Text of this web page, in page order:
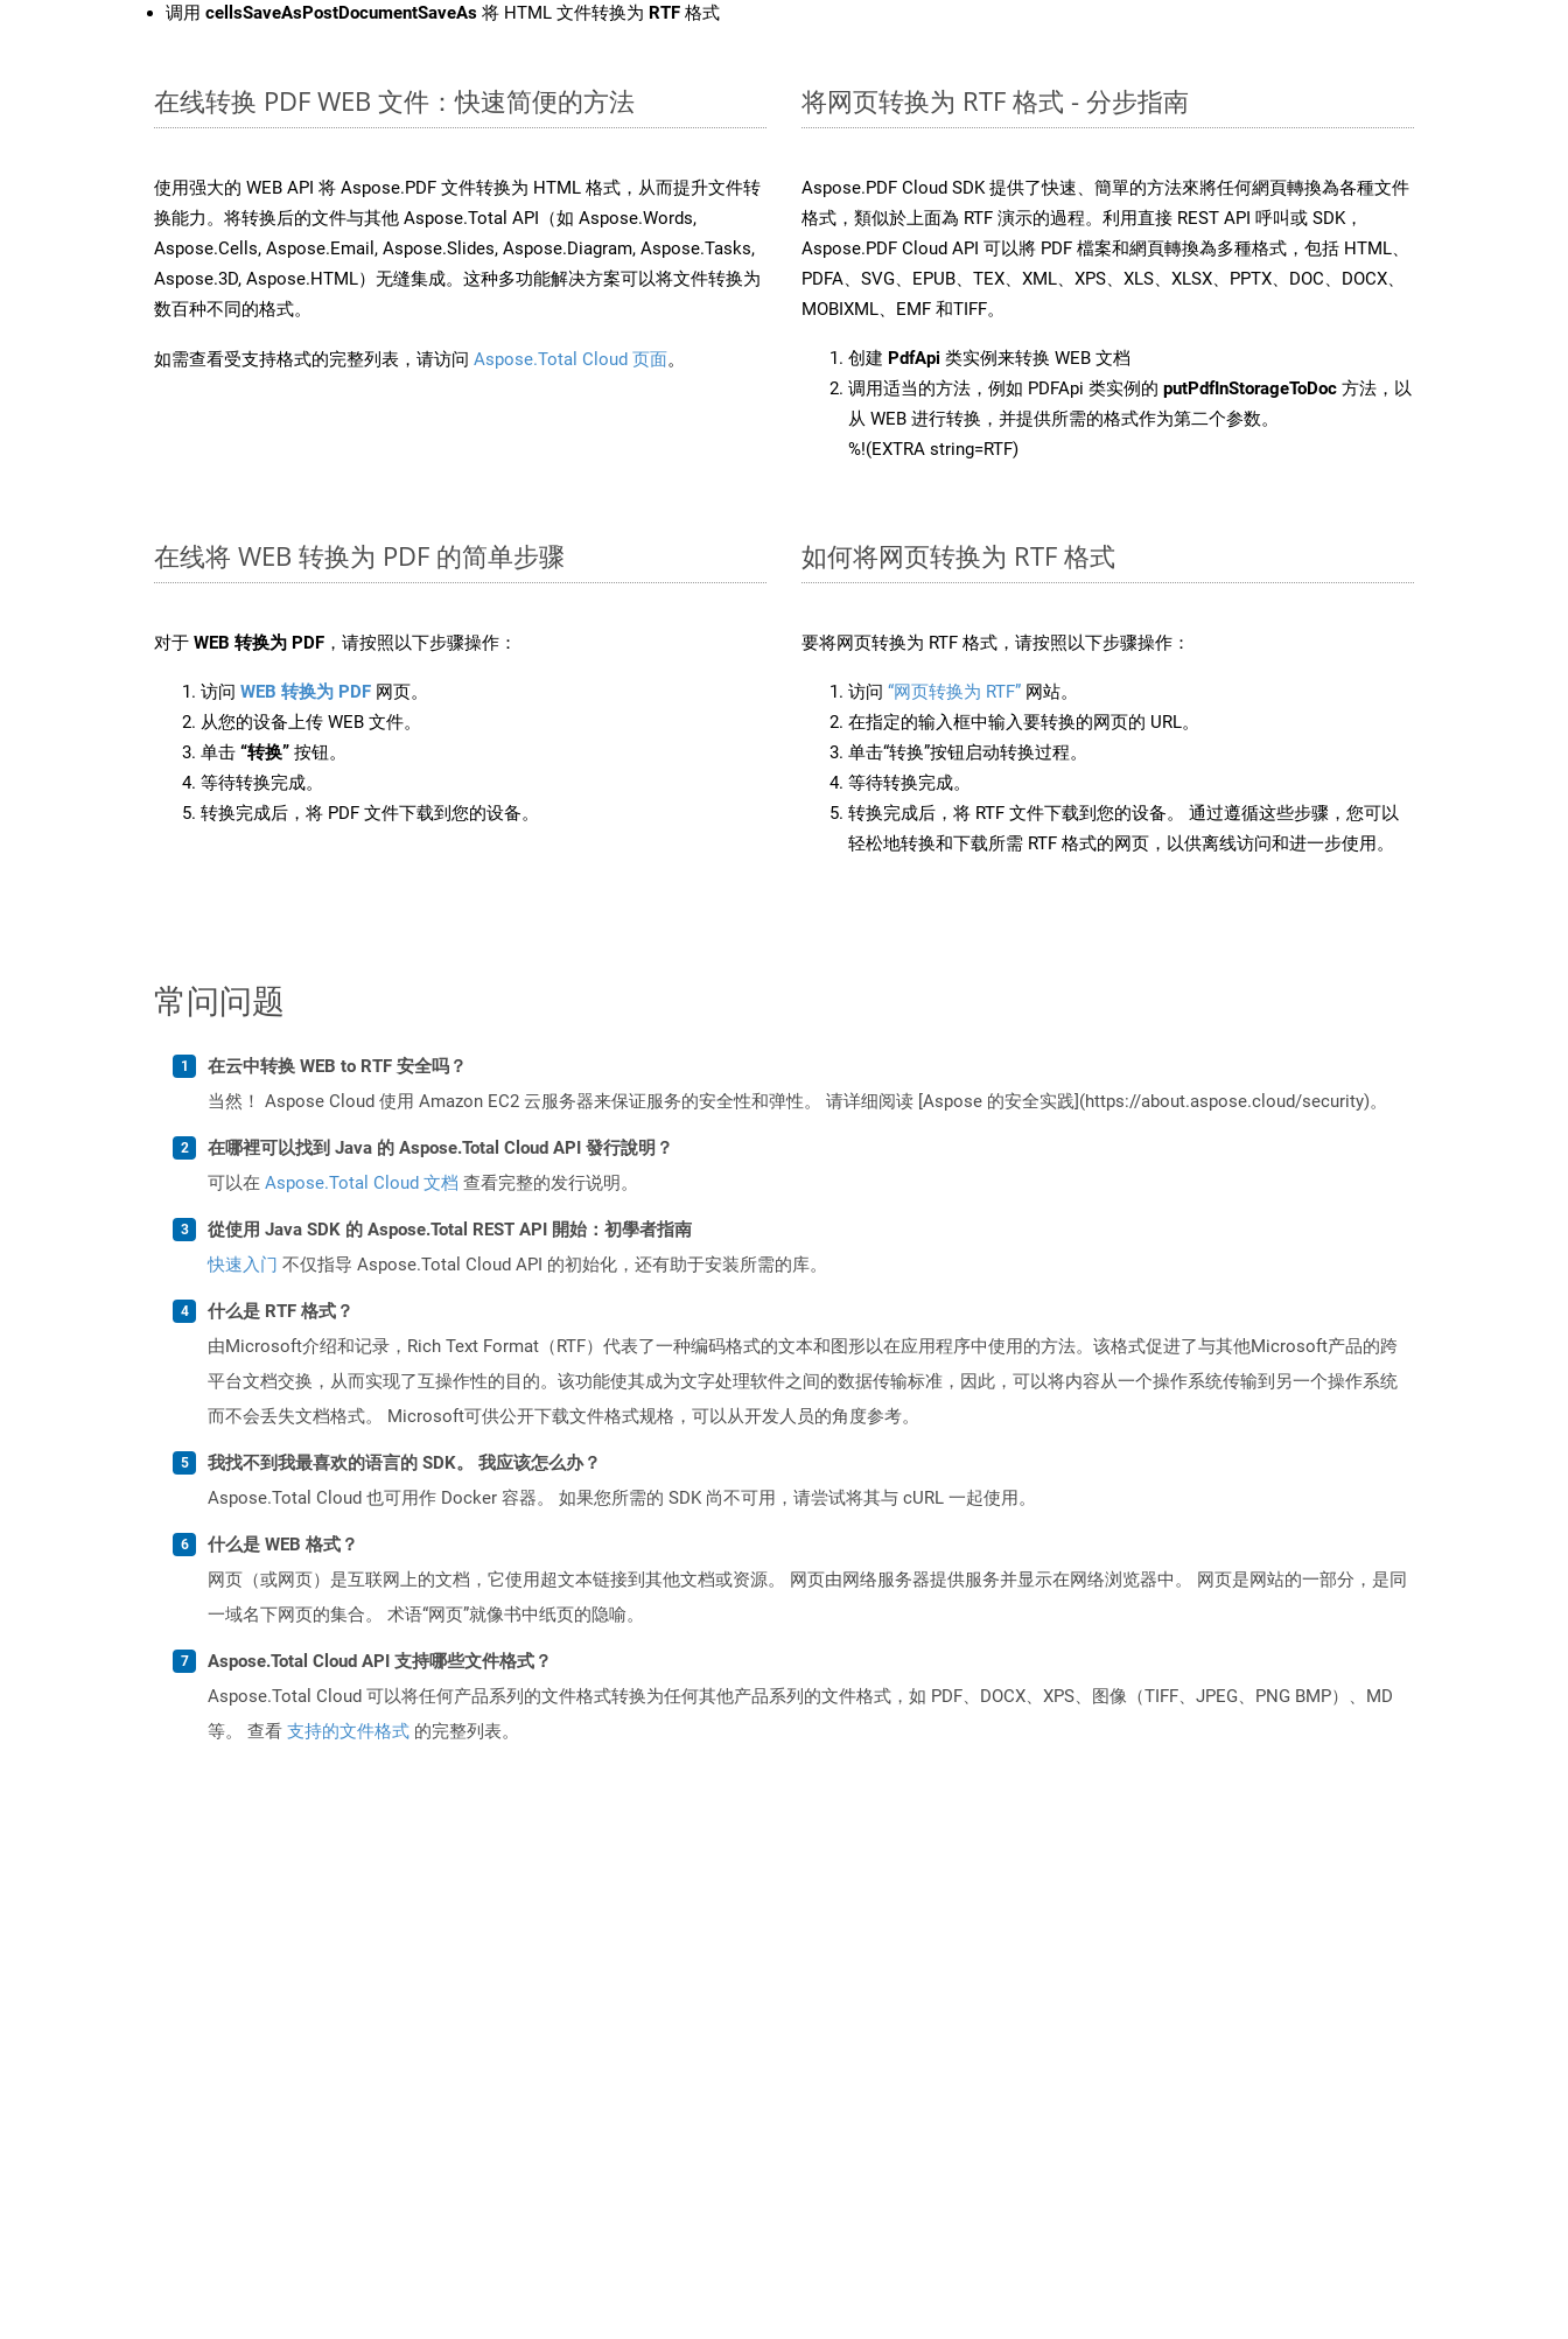
调用 cellsSaveAsPostDocumentSaveAs 将 HTML 文件转换为 RTF 格式
在线转换 PDF WEB 文件：快速简便的方法
使用强大的 WEB API 将 Aspose.PDF 文件转换为 HTML 格式，从而提升文件转
换能力。将转换后的文件与其他 Aspose.Total API（如 Aspose.Words,
Aspose.Cells, Aspose.Email, Aspose.Slides, Aspose.Diagram, Aspose.Tasks,
Aspose.3D, Aspose.HTML）无缝集成。这种多功能解决方案可以将文件转换为
数百种不同的格式。
如需查看受支持格式的完整列表，请访问 Aspose.Total Cloud 页面。
将网页转换为 RTF 格式 - 分步指南
Aspose.PDF Cloud SDK 提供了快速、簡單的方法來將任何網頁轉換為各種文件
格式，類似於上面為 RTF 演示的過程。利用直接 REST API 呼叫或 SDK，
Aspose.PDF Cloud API 可以將 PDF 檔案和網頁轉換為多種格式，包括 HTML、
PDFA、SVG、EPUB、TEX、XML、XPS、XLS、XLSX、PPTX、DOC、DOCX、
MOBIXML、EMF 和TIFF。
创建 PdfApi 类实例来转换 WEB 文档
调用适当的方法，例如 PDFApi 类实例的 putPdfInStorageToDoc 方法，以
从 WEB 进行转换，并提供所需的格式作为第二个参数。
%!(EXTRA string=RTF)
在线将 WEB 转换为 PDF 的简单步骤
对于 WEB 转换为 PDF ，请按照以下步骤操作：
访问 WEB 转换为 PDF 网页。
从您的设备上传 WEB 文件。
单击 “转换” 按钮。
等待转换完成。
转换完成后，将 PDF 文件下载到您的设备。
如何将网页转换为 RTF 格式
要将网页转换为 RTF 格式，请按照以下步骤操作：
访问 “网页转换为 RTF” 网站。
在指定的输入框中输入要转换的网页的 URL。
单击“转换”按钮启动转换过程。
等待转换完成。
转换完成后，将 RTF 文件下载到您的设备。 通过遵循这些步骤，您可以
轻松地转换和下载所需 RTF 格式的网页，以供离线访问和进一步使用。
常问问题
在云中转换 WEB to RTF 安全吗？
当然！ Aspose Cloud 使用 Amazon EC2 云服务器来保证服务的安全性和弹性。 请详细阅读 [Aspose 的安全实践](https://about.aspose.cloud/security)。
在哪裡可以找到 Java 的 Aspose.Total Cloud API 發行說明？
可以在 Aspose.Total Cloud 文档 查看完整的发行说明。
從使用 Java SDK 的 Aspose.Total REST API 開始：初學者指南
快速入门 不仅指导 Aspose.Total Cloud API 的初始化，还有助于安装所需的库。
什么是 RTF 格式？
由Microsoft介绍和记录，Rich Text Format（RTF）代表了一种编码格式的文本和图形以在应用程序中使用的方法。该格式促进了与其他Microsoft产品的跨
平台文档交换，从而实现了互操作性的目的。该功能使其成为文字处理软件之间的数据传输标准，因此，可以将内容从一个操作系统传输到另一个操作系统
而不会丢失文档格式。 Microsoft可供公开下载文件格式规格，可以从开发人员的角度参考。
我找不到我最喜欢的语言的 SDK。 我应该怎么办？
Aspose.Total Cloud 也可用作 Docker 容器。 如果您所需的 SDK 尚不可用，请尝试将其与 cURL 一起使用。
什么是 WEB 格式？
网页（或网页）是互联网上的文档，它使用超文本链接到其他文档或资源。 网页由网络服务器提供服务并显示在网络浏览器中。 网页是网站的一部分，是同
一域名下网页的集合。 术语“网页”就像书中纸页的隐喻。
Aspose.Total Cloud API 支持哪些文件格式？
Aspose.Total Cloud 可以将任何产品系列的文件格式转换为任何其他产品系列的文件格式，如 PDF、DOCX、XPS、图像（TIFF、JPEG、PNG BMP）、MD
等。 查看 支持的文件格式 的完整列表。